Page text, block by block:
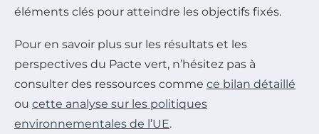
éléments clés pour atteindre les objectifs fixés.
Pour en savoir plus sur les résultats et les
perspectives du Pacte vert, n’hésitez pas à
consulter des ressources comme ce bilan détaillé
ou cette analyse sur les politiques
environnementales de l’UE.